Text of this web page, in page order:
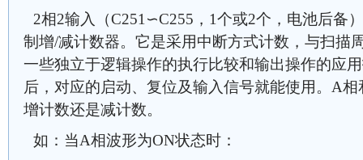
2相2输入（C251∽C255，1个或2个，电池后备
制增/减计数器。它是采用中断方式计数，与扫描
一些独立于逻辑操作的执行比较和输出操作的应
后，对应的启动、复位及输入信号就能使用。A
增计数还是减计数。
如：当A相波形为ON状态时：